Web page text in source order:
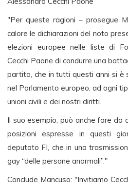
"Per queste ragioni – prosegue
calore le dichiarazioni del noto
elezioni europee nelle liste di
Cecchi Paone di condurre una
partito, che in tutti questi anni si è
nel Parlamento europeo, ad ogni
unioni civili e dei nostri diritti.
Il suo esempio, può anche fare da
posizioni espresse in questi
deputato FI, che in una
gay “delle persone anormali”."
Conclude Mancuso: "Invitiamo